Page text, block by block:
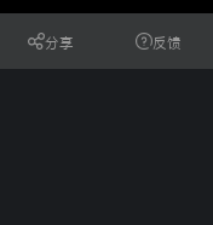
分享 反馈